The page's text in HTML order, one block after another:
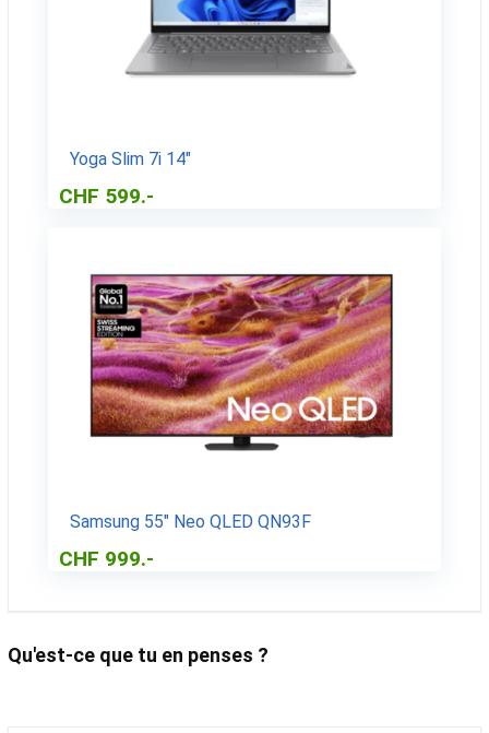
Yoga Slim 7i 14″
CHF 599.-
Samsung 55″ Neo QLED QN93F
CHF 999.-
Qu'est-ce que tu en penses ?